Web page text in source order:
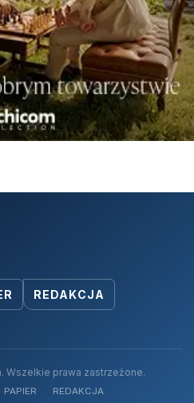
REDAKCJA
Wszelkie prawa zastrzeżone.
PAPIER REDAKCJA